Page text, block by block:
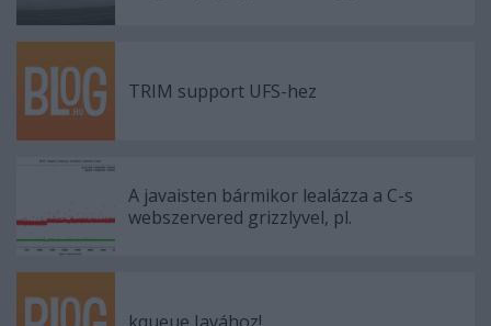
TRIM support UFS-hez
A javaisten bármikor lealázza a C-s
webszervered grizzlyvel, pl.